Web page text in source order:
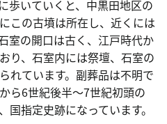
歩いていくと、中黒田地区の
この古墳は所在し、近くには
室の開口は古く、江戸時代か
り、石室内には祭壇、石室の
れています。副葬品は不明で
ら6世紀後半～7世紀初頭の
国指定史跡になっています。